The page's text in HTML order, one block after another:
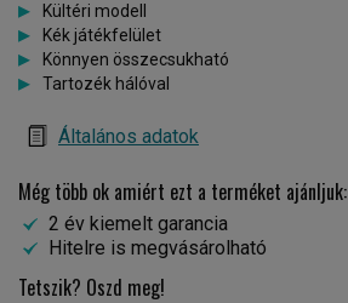
Kültéri modell
Kék játékfelület
Könnyen összecsukható
Tartozék hálóval
Általános adatok
Még több ok amiért ezt a terméket ajánljuk:
2 év kiemelt garancia
Hitelre is megvásárolható
Tetszik? Oszd meg!